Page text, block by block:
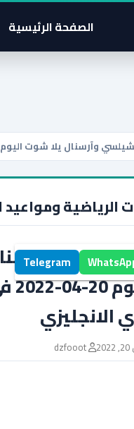
الصفحة الرئيسية
يلا شوت اليوم 20-04-2022 في الدوري
الرياضية ومواعيد
تشيلسي
يلا شوت
الانجليزي
dzfooot
Telegram